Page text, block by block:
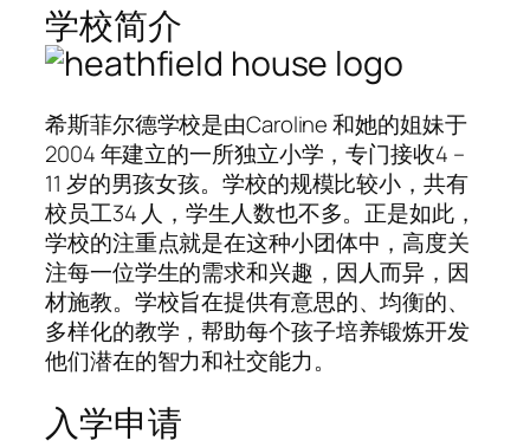
学校简介
希斯菲尔德学校是由Caroline 和她的姐妹于
2004 年建立的一所独立小学，专门接收4 –
11 岁的男孩女孩。学校的规模比较小，共有
校员工34 人，学生人数也不多。正是如此，
学校的注重点就是在这种小团体中，高度关
注每一位学生的需求和兴趣，因人而异，因
材施教。学校旨在提供有意思的、均衡的、
多样化的教学，帮助每个孩子培养锻炼开发
他们潜在的智力和社交能力。
入学申请